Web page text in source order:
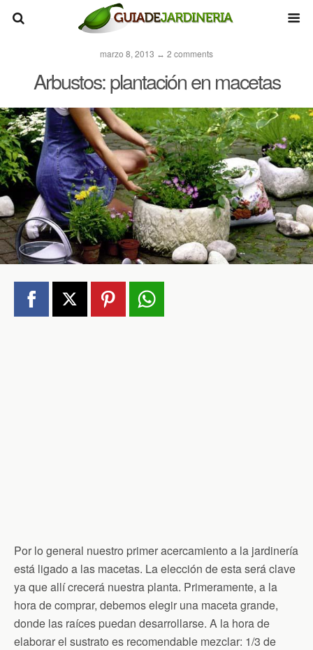
marzo 8, 2013 ↔ 2 comments
Arbustos: plantación en macetas
Por lo general nuestro primer acercamiento a la jardinería
está ligado a las macetas. La elección de esta será clave
ya que allí crecerá nuestra planta. Primeramente, a la
hora de comprar, debemos elegir una maceta grande,
donde las raíces puedan desarrollarse. A la hora de
elaborar el sustrato es recomendable mezclar: 1/3 de